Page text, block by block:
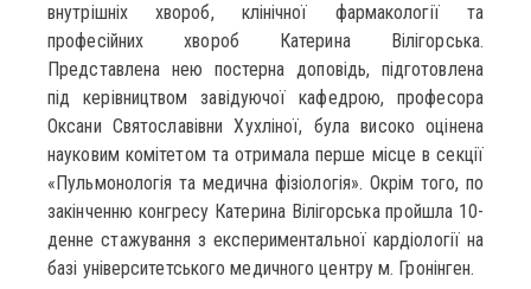
внутрішніх хвороб, клінічної фармакології та
професійних хвороб Катерина Вілігорська.
Представлена нею постерна доповідь, підготовлена
під керівництвом завідуючої кафедрою, професора
Оксани Святославівни Хухліної, була високо оцінена
науковим комітетом та отримала перше місце в секції
«Пульмонологія та медична фізіологія». Окрім того, по
закінченню конгресу Катерина Вілігорська пройшла 10-
денне стажування з експериментальної кардіології на
базі університетського медичного центру м. Гронінген.